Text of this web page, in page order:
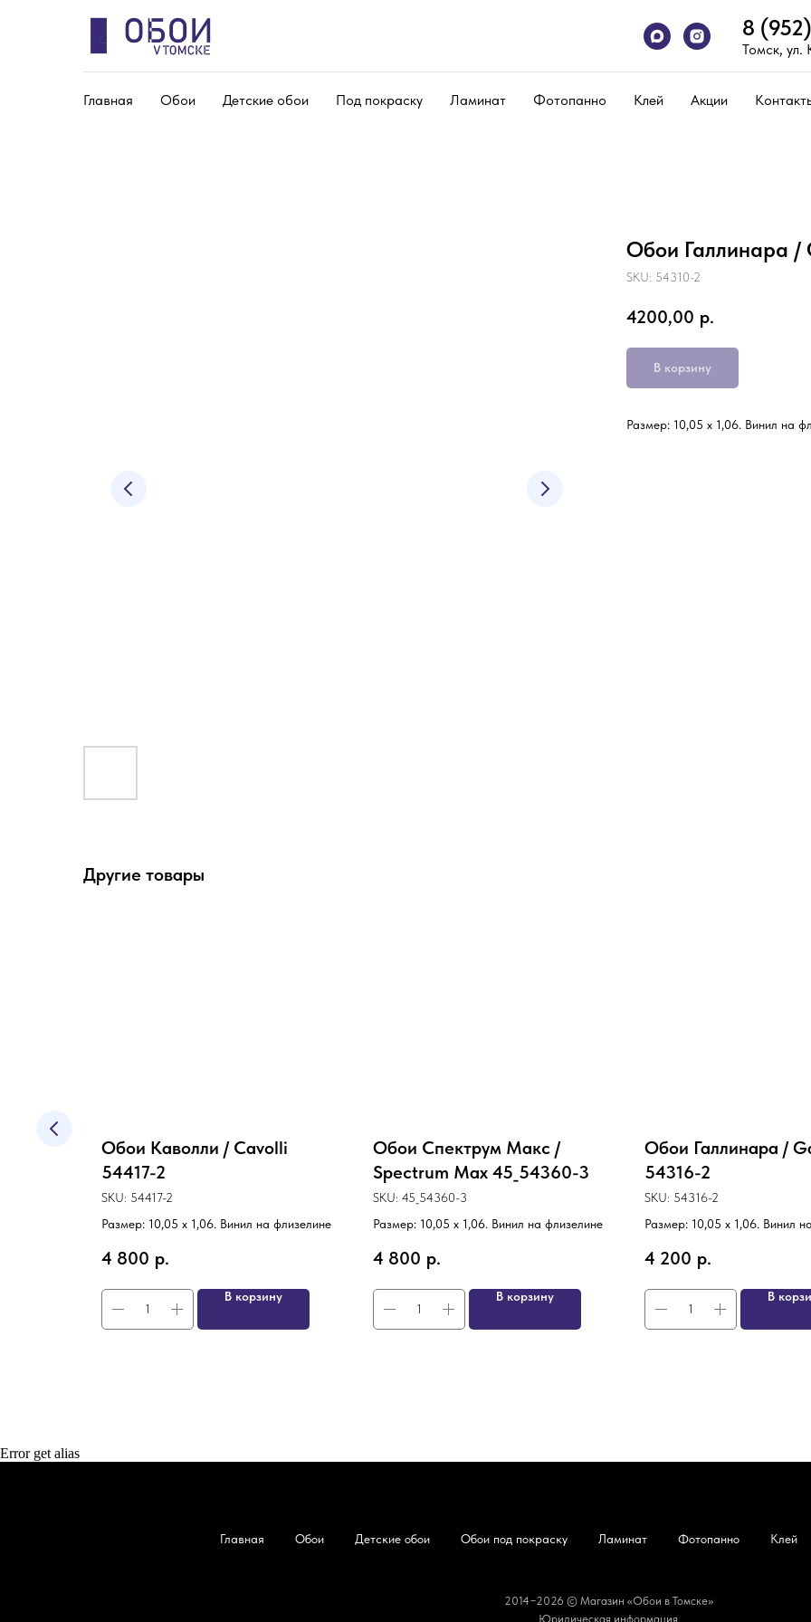
8
Томск, ул.
Главная Обои Детские обои Под покраску Ламинат Фотопанно Клей Акции
Обои Галлинара /
SKU: 54310-2
4200,00 р.
В корзину
Размер: 10,05 х 1,06. Винил на
Другие товары
Обои Каволли / Cavolli
54417-2
SKU: 54417-2
Размер: 10,05 х 1,06. Винил на флизелине
4 800 р.
В корзину
Обои Спектрум Макс /
Spectrum Max 45_54360-3
SKU: 45_54360-3
Размер: 10,05 х 1,06. Винил на флизелине
4 800 р.
В корзину
Обои Галлинара /
54316-2
SKU: 54316-2
Размер: 10,05 х 1,06. Винил
4 200 р.
В
Error get alias
Главная Обои Детские обои Обои под покраску Ламинат Фотопанно Клей
2014−2026 © Магазин «Обои в Томске»
Юридическая информация